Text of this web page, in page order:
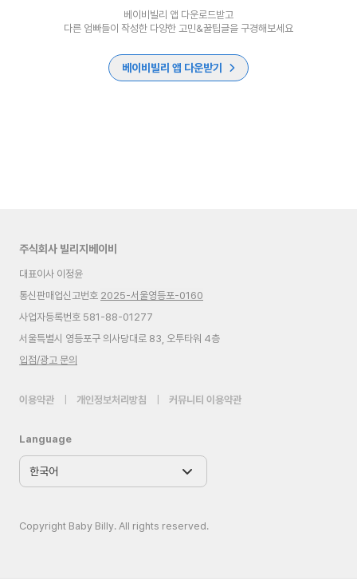
베이비빌리 앱 다운로드받고
다른 엄빠들이 작성한 다양한 고민&꿀팁글을 구경해보세요
베이비빌리 앱 다운받기
주식회사 빌리지베이비
대표이사 이정윤
통신판매업신고번호 2025-서울영등포-0160
사업자등록번호 581-88-01277
서울특별시 영등포구 의사당대로 83, 오투타워 4층
입점/광고 문의
이용약관 개인정보처리방침 커뮤니티 이용약관
Language
Copyright Baby Billy. All rights reserved.